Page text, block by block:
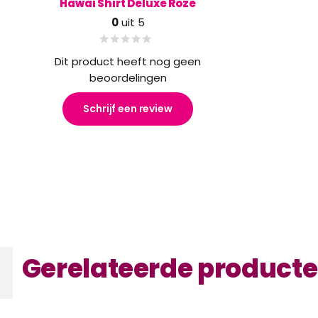
Hawai Shirt Deluxe Roze
0uit 5
Dit product heeft nog geen
beoordelingen
Schrijf een review
Gerelateerde